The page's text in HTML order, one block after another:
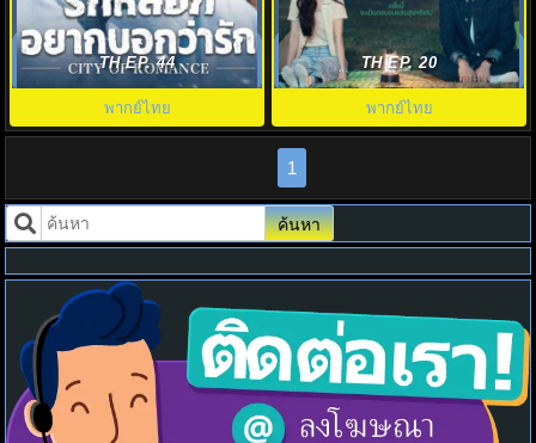
รักหลอก อยากบอกว่ารัก (2025)
City of Romance พากย์ไทย EP1-
TH EP. 44
พากย์ไทย
หัวใจตึกตัก หนังรักใจฟู (2025)
Melo Movie พากย์ไทย EP.1-10
TH EP. 20
พากย์ไทย
1
ค้นหา